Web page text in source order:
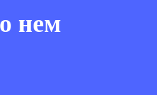
нем